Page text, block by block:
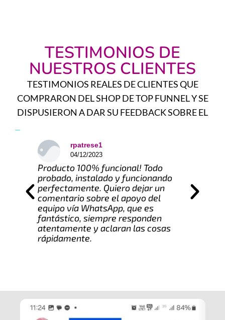
TESTIMONIOS DE
NUESTROS CLIENTES
TESTIMONIOS REALES DE CLIENTES QUE
COMPRARON DEL SHOP DE TOP FUNNEL Y SE
DISPUSIERON A DAR SU FEEDBACK SOBRE EL
rpatrese1
04/12/2023
Producto 100% funcional! Todo
probado, instalado y funcionando
perfectamente. Quiero dejar un
comentario sobre el apoyo del
equipo vía WhatsApp, que es
fantástico, siempre responden
atentamente y aclaran las cosas
rápidamente.